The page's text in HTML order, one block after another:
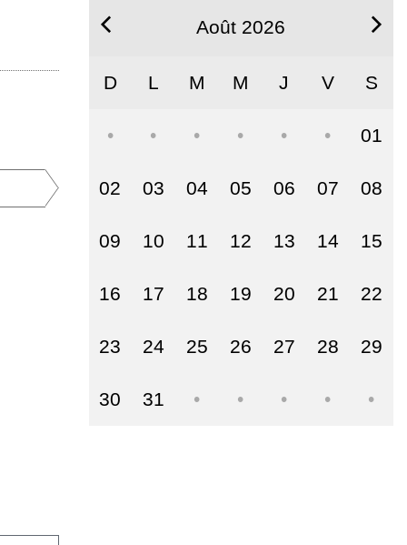
Août 2026
D L M M J V S
01
02 03 04 05 06 07 08
09 10 11 12 13 14 15
16 17 18 19 20 21 22
23 24 25 26 27 28 29
30 31